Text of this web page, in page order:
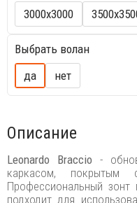
3000х3000
Выбрать волан
да
нет
Описание
Leonardo Braccio -
каркасом, покрытым
Профессиональный зонт
подходит для